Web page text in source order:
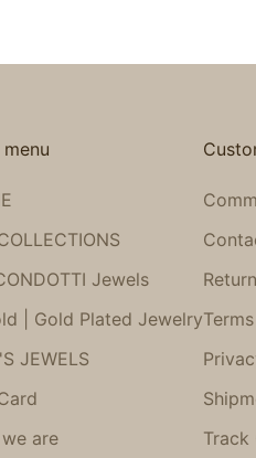
Jewels
| Gold Plated Jewelry
JEWELS
are
Track